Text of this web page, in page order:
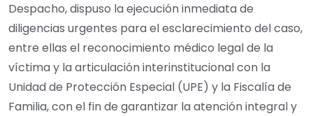
Despacho, dispuso la ejecución inmediata de
diligencias urgentes para el esclarecimiento del caso,
entre ellas el reconocimiento médico legal de la
víctima y la articulación interinstitucional con la
Unidad de Protección Especial (UPE) y la Fiscalía de
Familia, con el fin de garantizar la atención integral y